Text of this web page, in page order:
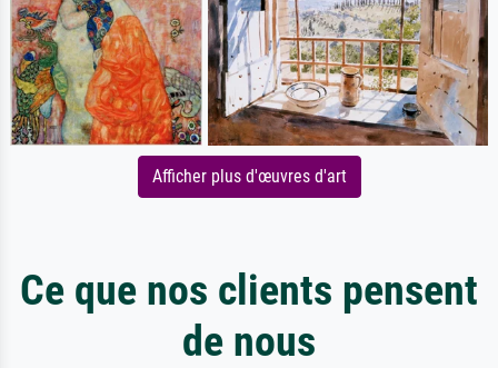
Afficher plus d'œuvres d'art
Ce que nos clients pensent
de nous